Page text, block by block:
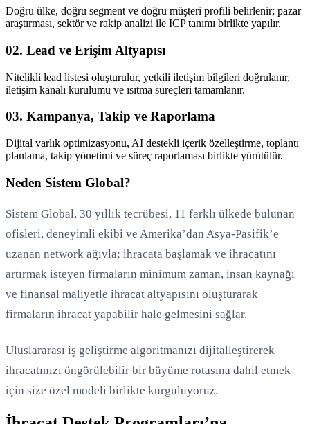
Doğru ülke, doğru segment ve doğru müşteri profili belirlenir; pazar
araştırması, sektör ve rakip analizi ile ICP tanımı birlikte yapılır.
02. Lead ve Erişim Altyapısı
Nitelikli lead listesi oluşturulur, yetkili iletişim bilgileri doğrulanır,
iletişim kanalı kurulumu ve ısıtma süreçleri tamamlanır.
03. Kampanya, Takip ve Raporlama
Dijital varlık optimizasyonu, AI destekli içerik özelleştirme, toplantı
planlama, takip yönetimi ve süreç raporlaması birlikte yürütülür.
Neden Sistem Global?
Sistem Global, 30 yıllık tecrübesi, 11 farklı ülkede bulunan
ofisleri, deneyimli ekibi ve Amerika’dan Asya-Pasifik’e
uzanan network ağıyla; ihracata başlamak ve ihracatını
artırmak isteyen firmaların minimum zaman, insan kaynağı
ve finansal maliyetle ihracat altyapısını oluşturarak
firmaların ihracat yapabilir hale gelmesini sağlar.
Uluslararası iş geliştirme algoritmanızı dijitalleştirerek
ihracatınızı öngörülebilir bir büyüme rotasına dahil etmek
için size özel modeli birlikte kurguluyoruz.